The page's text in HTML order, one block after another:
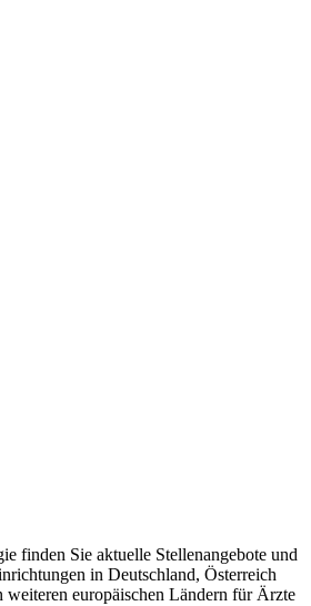
finden Sie aktuelle Stellenangebote und
in Deutschland, Österreich
europäischen Ländern für Ärzte